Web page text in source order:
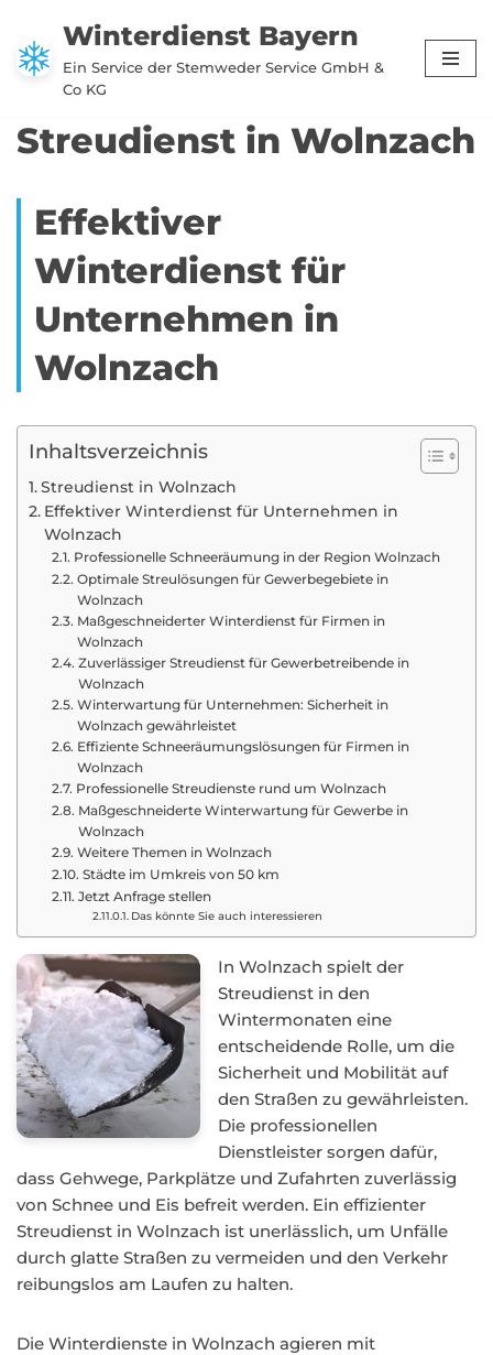
Zum
Inhalt
Winterdienst Bayern
Ein Service der Stemweder Service GmbH &
Co KG
Streudienst in Wolnzach
Effektiver
Winterdienst für
Unternehmen in
Wolnzach
Inhaltsverzeichnis
Streudienst in Wolnzach
Effektiver Winterdienst für Unternehmen in
Wolnzach
Professionelle Schneeräumung in der Region Wolnzach
Optimale Streulösungen für Gewerbegebiete in
Wolnzach
Maßgeschneiderter Winterdienst für Firmen in
Wolnzach
Zuverlässiger Streudienst für Gewerbetreibende in
Wolnzach
Winterwartung für Unternehmen: Sicherheit in
Wolnzach gewährleistet
Effiziente Schneeräumungslösungen für Firmen in
Wolnzach
Professionelle Streudienste rund um Wolnzach
Maßgeschneiderte Winterwartung für Gewerbe in
Wolnzach
Weitere Themen in Wolnzach
Städte im Umkreis von 50 km
Jetzt Anfrage stellen
Das könnte Sie auch interessieren
In Wolnzach spielt der
Streudienst in den
Wintermonaten eine
entscheidende Rolle, um die
Sicherheit und Mobilität auf
den Straßen zu gewährleisten.
Die professionellen
Dienstleister sorgen dafür,
dass Gehwege, Parkplätze und Zufahrten zuverlässig
von Schnee und Eis befreit werden. Ein effizienter
Streudienst in Wolnzach ist unerlässlich, um Unfälle
durch glatte Straßen zu vermeiden und den Verkehr
reibungslos am Laufen zu halten.
Die Winterdienste in Wolnzach agieren mit